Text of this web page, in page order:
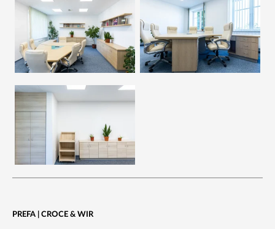
PREFA | CROCE & WIR